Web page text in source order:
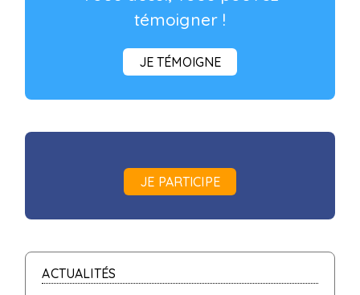
témoigner !
JE TÉMOIGNE
JE PARTICIPE
ACTUALITÉS